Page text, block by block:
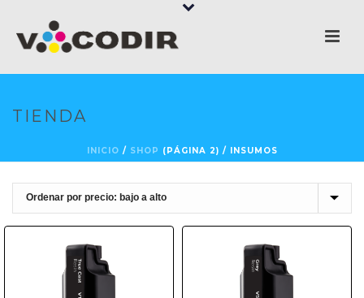
TIENDA
INICIO / SHOP (PÁGINA 2) / INSUMOS